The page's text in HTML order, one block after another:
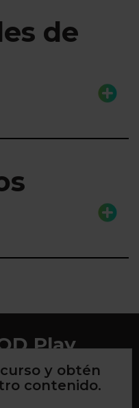
de
y obtén
contenido.
Play